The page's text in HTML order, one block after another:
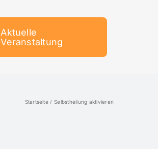
Aktuelle
Veranstaltung
Startseite Selbstheilung aktivieren